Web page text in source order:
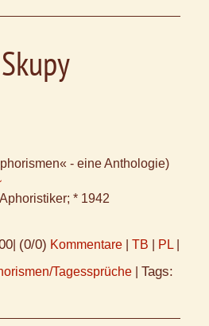
- eine Anthologie)
* 1942
(0/0) Kommentare TB PL
Tagessprüche Tags: